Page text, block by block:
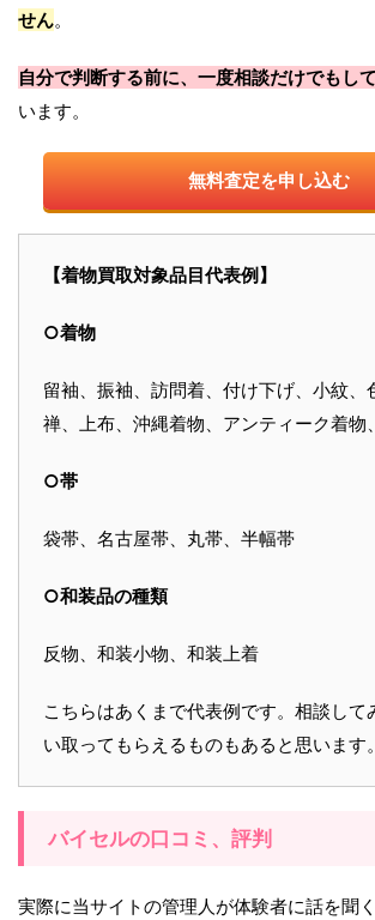
せん。
自分で判断する前に、一度相談だけでもし
います。
無料査定を申し込む
【着物買取対象品目代表例】
○着物
留袖、振袖、訪問着、付け下げ、小紋、
禅、上布、沖縄着物、アンティーク着物
○帯
袋帯、名古屋帯、丸帯、半幅帯
○和装品の種類
反物、和装小物、和装上着
こちらはあくまで代表例です。相談して
い取ってもらえるものもあると思います。
バイセルの口コミ、評判
実際に当サイトの管理人が体験者に話を聞